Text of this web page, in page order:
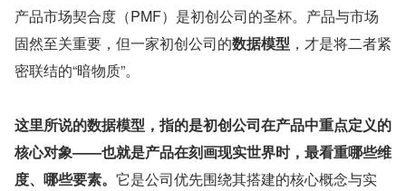
产品市场契合度（PMF）是初创公司的圣杯。产品与市场
固然至关重要，但一家初创公司的数据模型 ，才是将二者紧
密联结的“暗物质”。
这里所说的数据模型，指的是初创公司在产品中重点定义的
核心对象——也就是产品在刻画现实世界时，最看重哪些维
度、哪些要素。 它是公司优先围绕其搭建的核心概念与实